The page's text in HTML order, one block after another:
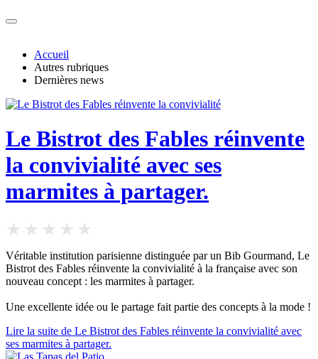
Accueil
Autres rubriques
Dernières news
Le Bistrot des Fables réinvente
la convivialité avec ses
marmites à partager.
Véritable institution parisienne distinguée par un Bib Gourmand, Le
Bistrot des Fables réinvente la convivialité à la française avec son
nouveau concept : les marmites à partager.
Une excellente idée ou le partage fait partie des concepts à la mode !
Lire la suite de Le Bistrot des Fables réinvente la convivialité avec
ses marmites à partager.